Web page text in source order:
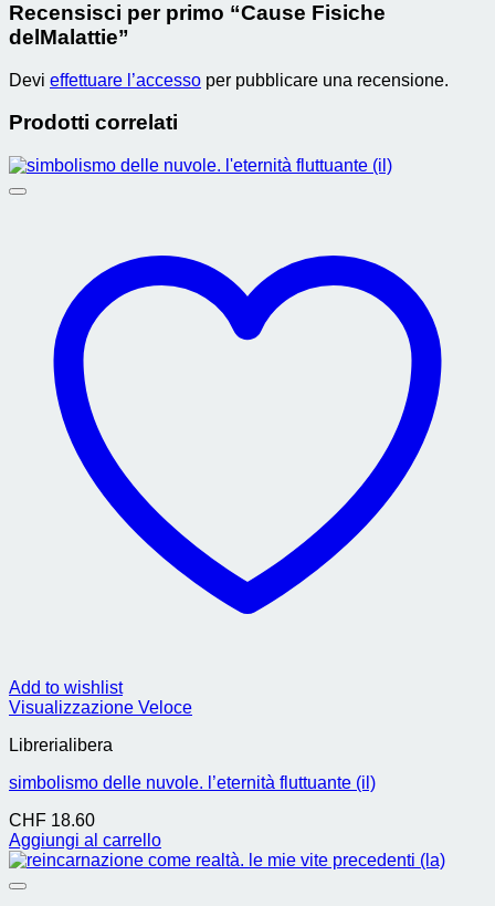
Recensisci per primo “Cause Fisiche
delMalattie”
Devi effettuare l’accesso per pubblicare una recensione.
Prodotti correlati
Add to wishlist
Visualizzazione Veloce
Librerialibera
simbolismo delle nuvole. l’eternità fluttuante (il)
CHF 18.60
Aggiungi al carrello